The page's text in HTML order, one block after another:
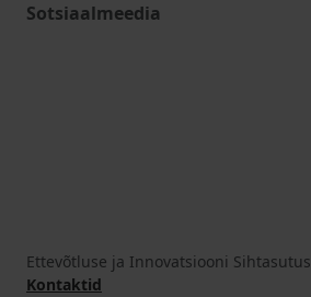
Sotsiaalmeedia
Ettevõtluse ja Innovatsiooni Sihtasutus
Kontaktid